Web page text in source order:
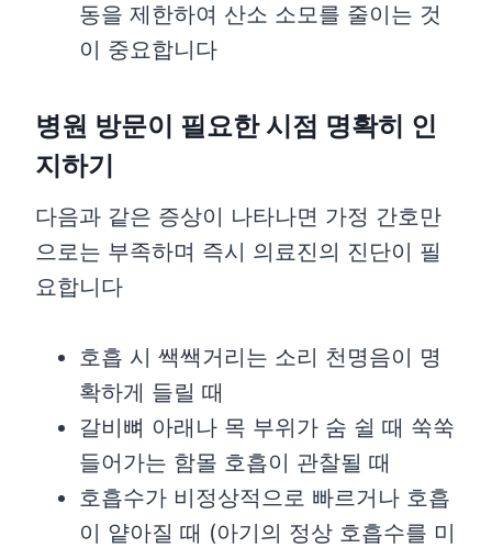
동을 제한하여 산소 소모를 줄이는 것
이 중요합니다
병원 방문이 필요한 시점 명확히 인
지하기
다음과 같은 증상이 나타나면 가정 간호만
으로는 부족하며 즉시 의료진의 진단이 필
요합니다
호흡 시 쌕쌕거리는 소리 천명음이 명
확하게 들릴 때
갈비뼈 아래나 목 부위가 숨 쉴 때 쑥쑥
들어가는 함몰 호흡이 관찰될 때
호흡수가 비정상적으로 빠르거나 호흡
이 얕아질 때 (아기의 정상 호흡수를 미